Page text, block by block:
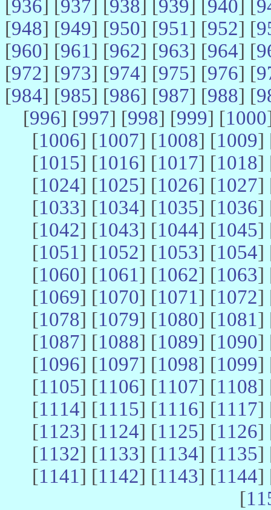
[936] [937] [938] [939] [940] [
[948] [949] [950] [951] [952] [
[960] [961] [962] [963] [964] [
[972] [973] [974] [975] [976] [
[984] [985] [986] [987] [988] [
[996] [997] [998] [999] [1000
[1006] [1007] [1008] [1009]
[1015] [1016] [1017] [1018]
[1024] [1025] [1026] [1027]
[1033] [1034] [1035] [1036]
[1042] [1043] [1044] [1045]
[1051] [1052] [1053] [1054]
[1060] [1061] [1062] [1063]
[1069] [1070] [1071] [1072]
[1078] [1079] [1080] [1081]
[1087] [1088] [1089] [1090]
[1096] [1097] [1098] [1099]
[1105] [1106] [1107] [1108]
[1114] [1115] [1116] [1117]
[1123] [1124] [1125] [1126]
[1132] [1133] [1134] [1135]
[1141] [1142] [1143] [1144]
[